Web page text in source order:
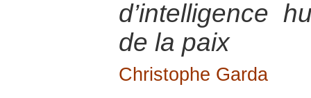
d’intelligence
de la paix
Christophe Garda